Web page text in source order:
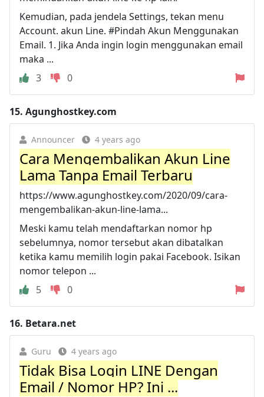
Kemudian, pada jendela Settings, tekan menu
Account. akun Line. #Pindah Akun Menggunakan
Email. 1. Jika Anda ingin login menggunakan email
maka ...
3
0
15. Agunghostkey.com
Announcer 4 years ago
Cara Mengembalikan Akun Line
Lama Tanpa Email Terbaru
https://www.agunghostkey.com/2020/09/cara-
mengembalikan-akun-line-lama...
Meski kamu telah mendaftarkan nomor hp
sebelumnya, nomor tersebut akan dibatalkan
ketika kamu memilih login pakai Facebook. Isikan
nomor telepon ...
5
0
16. Betara.net
Guru 4 years ago
Tidak Bisa Login LINE Dengan
Email / Nomor HP? Ini ...